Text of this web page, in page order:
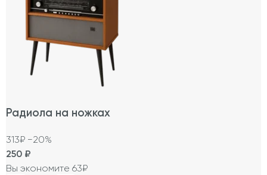
Радиола на ножках
313₽ −20%
250 ₽
Вы экономите 63₽